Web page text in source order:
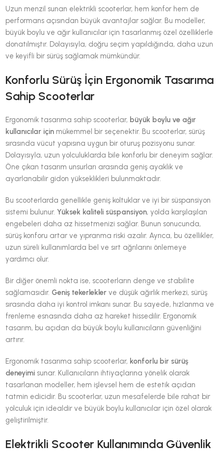
Uzun menzil sunan elektrikli scooterlar, hem konfor hem de
performans açısından büyük avantajlar sağlar. Bu modeller,
büyük boylu ve ağır kullanıcılar için tasarlanmış özel özelliklerle
donatılmıştır. Dolayısıyla, doğru seçim yapıldığında, daha uzun
ve keyifli bir sürüş sağlamak mümkündür.
Konforlu Sürüş İçin Ergonomik Tasarıma
Sahip Scooterlar
Ergonomik tasarıma sahip scooterlar, büyük boylu ve ağır
kullanıcılar için mükemmel bir seçenektir. Bu scooterlar, sürüş
sırasında vücut yapısına uygun bir oturuş pozisyonu sunar.
Dolayısıyla, uzun yolculuklarda bile konforlu bir deneyim sağlar.
Öne çıkan tasarım unsurları arasında geniş ayaklık ve
ayarlanabilir gidon yükseklikleri bulunmaktadır.
Bu scooterlarda genellikle geniş koltuklar ve iyi bir süspansiyon
sistemi bulunur.Yüksek kaliteli süspansiyon, yolda karşılaşılan
engebeleri daha az hissetmenizi sağlar. Bunun sonucunda,
sürüş konforu artar ve yıpranma riski azalır. Ayrıca, bu özellikler,
uzun süreli kullanımlarda bel ve sırt ağrılarını önlemeye
yardımcı olur.
Bir diğer önemli nokta ise, scooterların denge ve stabilite
sağlamasıdır. Geniş tekerlekler ve düşük ağırlık merkezi, sürüş
sırasında daha iyi kontrol imkanı sunar. Bu sayede, hızlanma ve
frenleme esnasında daha az hareket hissedilir. Ergonomik
tasarım, bu açıdan da büyük boylu kullanıcıların güvenliğini
artırır.
Ergonomik tasarıma sahip scooterlar, konforlu bir sürüş
deneyimi sunar. Kullanıcıların ihtiyaçlarına yönelik olarak
tasarlanan modeller, hem işlevsel hem de estetik açıdan
tatmin edicidir. Bu scooterlar, uzun mesafelerde bile rahat bir
yolculuk için idealdir ve büyük boylu kullanıcılar için özel olarak
geliştirilmiştir.
Elektrikli Scooter Kullanımında Güvenlik